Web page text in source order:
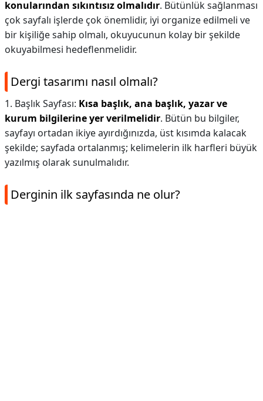
konularından sıkıntısız olmalıdır. Bütünlük sağlanması
çok sayfalı işlerde çok önemlidir, iyi organize edilmeli ve
bir kişiliğe sahip olmalı, okuyucunun kolay bir şekilde
okuyabilmesi hedeflenmelidir.
Dergi tasarımı nasıl olmalı?
1. Başlık Sayfası: Kısa başlık, ana başlık, yazar ve
kurum bilgilerine yer verilmelidir. Bütün bu bilgiler,
sayfayı ortadan ikiye ayırdığınızda, üst kısımda kalacak
şekilde; sayfada ortalanmış; kelimelerin ilk harfleri büyük
yazılmış olarak sunulmalıdır.
Derginin ilk sayfasında ne olur?